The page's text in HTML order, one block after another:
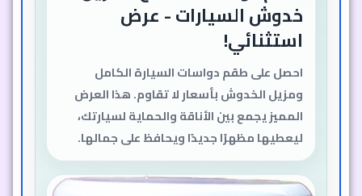
خدوش السيارات - عرض
استثنائي!
احصل على طقم دواسات السيارة الكامل
ومزيل الخدوش بأسعار لا تقاوم. هذا العرض
المميز يجمع بين الأناقة والحماية لسيارتك،
ليعطيها مظهرًا جديدًا ويحافظ على جمالها.